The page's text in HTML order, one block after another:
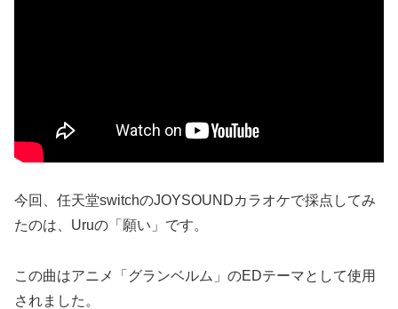
今回、任天堂switchのJOYSOUNDカラオケで採点してみ
たのは、Uruの「願い」です。
この曲はアニメ「グランベルム」のEDテーマとして使用
されました。